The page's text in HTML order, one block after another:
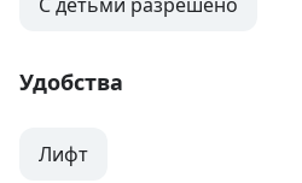
Удобства
Лифт